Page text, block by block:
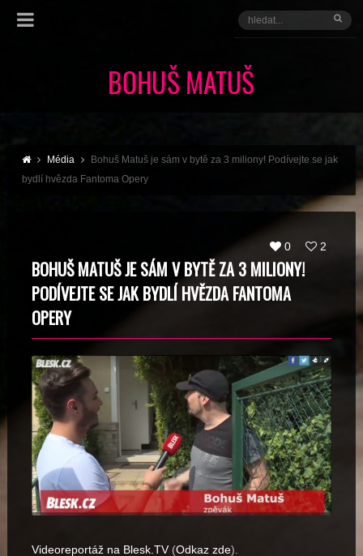
Média
Bohuš Matuš je sám v bytě za 3 miliony! Podívejte se jak
bydlí hvězda Fantoma Opery
0 2
BOHUŠ MATUŠ JE SÁM V BYTĚ ZA 3 MILIONY!
PODÍVEJTE SE JAK BYDLÍ HVĚZDA FANTOMA
OPERY
Videoreportáž na Blesk.TV(Odkaz zde).